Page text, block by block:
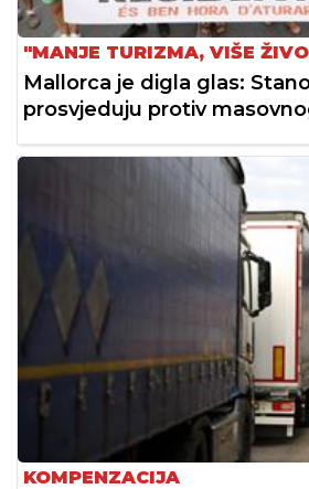
"MANJE TURIZMA, VIŠE
Mallorca je digla glas:
prosvjeduju protiv
KOMPENZACIJA